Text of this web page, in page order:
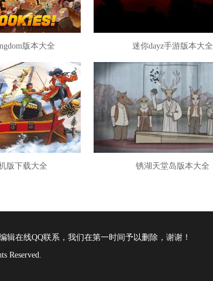
版本大全 迷你dayz手游版本大全
版下载大全 锈湖天堂岛版本大全
在线QQ联系，我们在第一时间予以删除，谢谢！
Reserved.